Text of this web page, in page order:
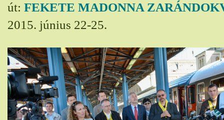
út: FEKETE MADONNA
2015. június 22-25.